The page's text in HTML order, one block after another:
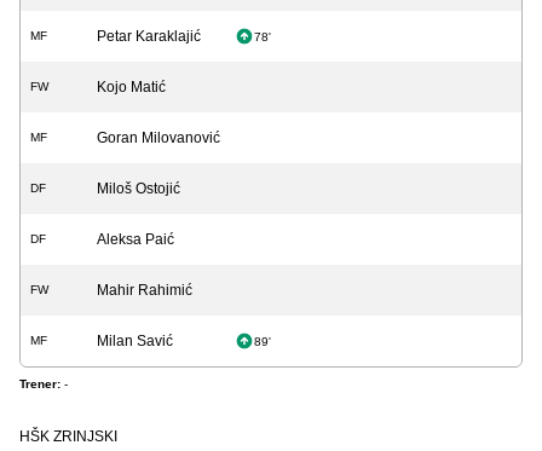
MF Petar Karaklajić 78'
FW Kojo Matić
MF Goran Milovanović
DF Miloš Ostojić
DF Aleksa Paić
FW Mahir Rahimić
MF Milan Savić 89'
Trener: -
HŠK ZRINJSKI